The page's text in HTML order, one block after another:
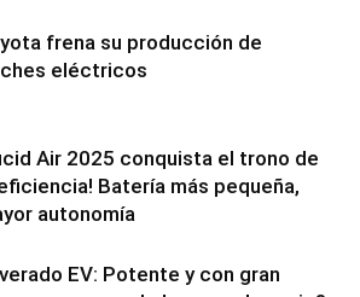
frena su producción de
eléctricos
Air 2025 conquista el trono de
Batería más pequeña,
autonomía
EV: Potente y con gran